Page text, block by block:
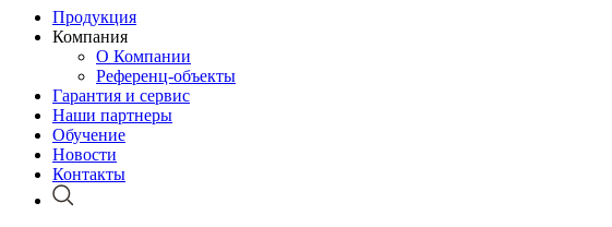
Продукция
Компания
О Компании
Референц-объекты
Гарантия и сервис
Наши партнеры
Обучение
Новости
Контакты